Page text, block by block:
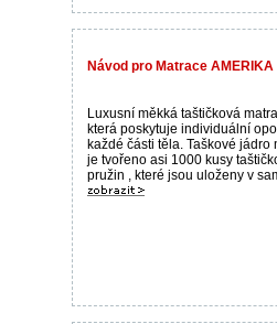
Návod pro Matrace
Luxusní měkká taštičková
která poskytuje individuální
každé části těla. Taškové jádro
je tvořeno asi 1000 kusy
pružin , které jsou uloženy v